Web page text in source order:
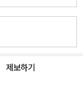
제보하기